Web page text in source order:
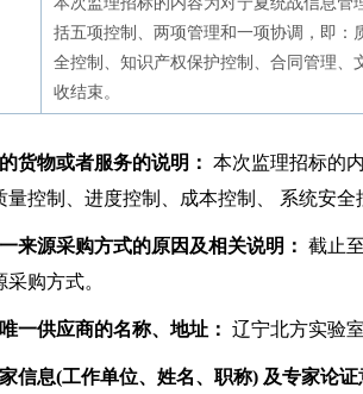
括五项控制、两项管理和一项协调，即
全控制、知识产权保护控制、合同管理
收结束。
货物或者服务的说明： 本次监理招标的
量控制、进度控制、成本控制、 系统安
来源采购方式的原因及相关说明： 截止
购方式。
一供应商的名称、地址： 辽宁北方实验
信息(工作单位、姓名、职称) 及专家论证